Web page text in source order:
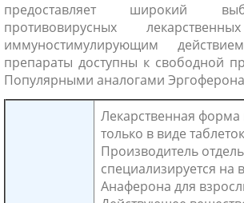
предоставляет широкий
противовирусных
иммуностимулирующим
препараты доступны к свободной
Популярными аналогами
Лекарственная форма
только в виде
Производитель
специализируется на
Анаферона для